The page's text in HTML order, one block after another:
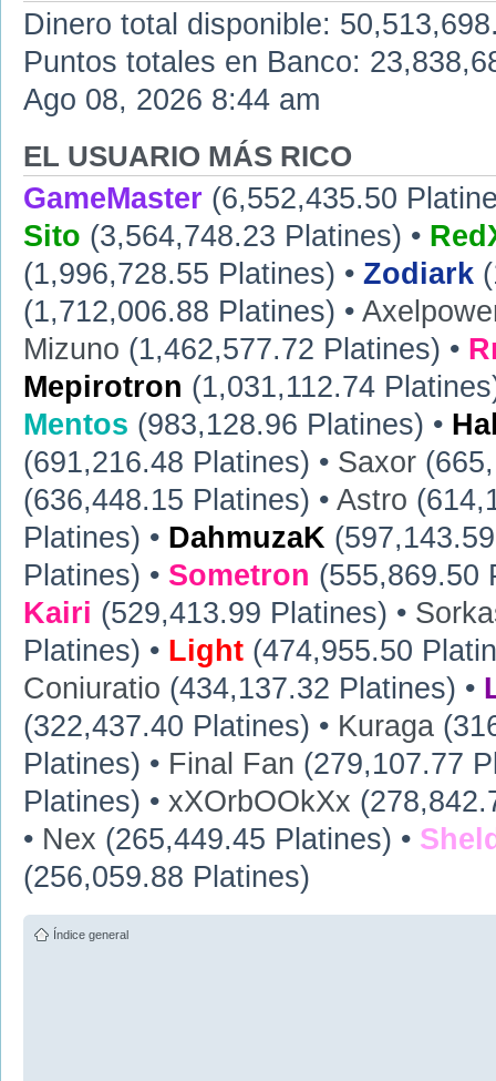
Dinero total disponible:
Puntos totales en Banco:
Ago 08, 2026 8:44 am
EL USUARIO MÁS RICO
GameMaster (6,552,435.50
Sito (3,564,748.23 Platines) •
(1,996,728.55 Platines) • Zodiark
(1,712,006.88 Platines) •
Mizuno (1,462,577.72 Platines) •
Mepirotron (1,031,112.74
Mentos (983,128.96 Platines) •
(691,216.48 Platines) • Saxor
(636,448.15 Platines) • Astro
Platines) • DahmuzaK
Platines) • Sometron (555,869.50
Kairi (529,413.99 Platines) •
Platines) • Light (474,955.50
Coniuratio (434,137.32 Platines) •
(322,437.40 Platines) • Kuraga
Platines) • Final Fan (279,107.77
Platines) • xXOrbOOkXx
• Nex (265,449.45 Platines) •
(256,059.88 Platines)
Índice general